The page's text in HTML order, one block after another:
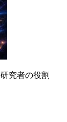
究者の役割